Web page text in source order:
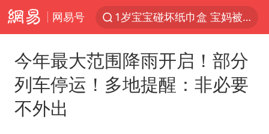
网易号
1岁宝宝碰坏纸巾盒 宝妈被索赔924元
中信证券：预计铜板块将迎来共振上涨
台风白海豚逼近 暴雨大暴雨来袭
今年最大范围降雨开启！部分
列车停运！多地提醒：非必要
不外出